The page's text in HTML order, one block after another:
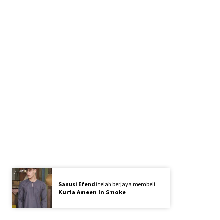
Sanusi Efendi telah berjaya membeli
Kurta Ameen In Smoke